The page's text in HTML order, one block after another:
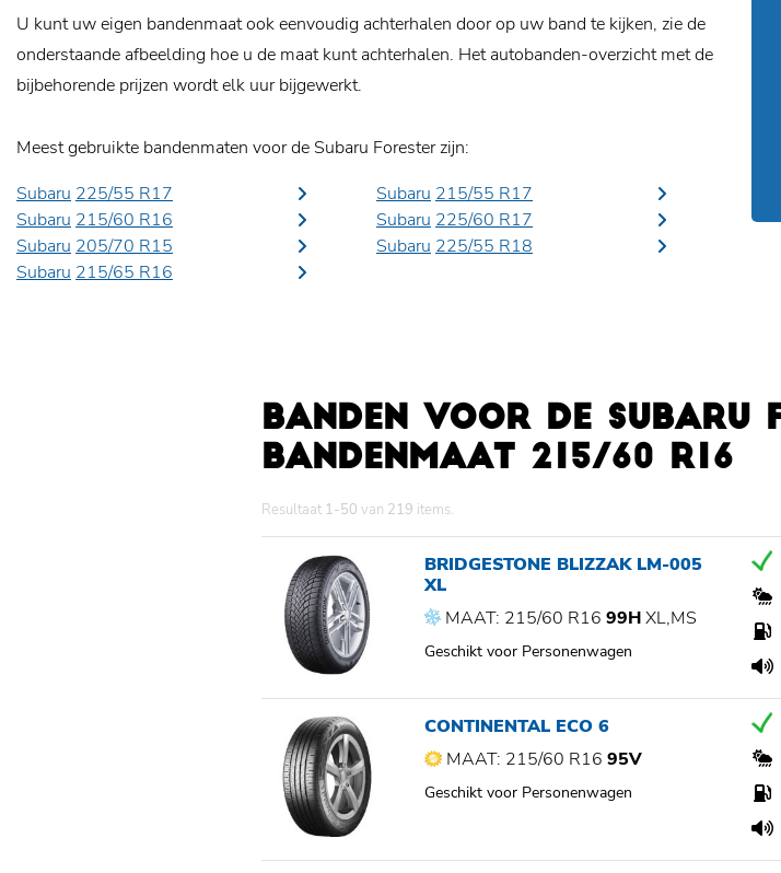
U kunt uw eigen bandenmaat ook eenvoudig achterhalen door op uw band te kijken, zie de
onderstaande afbeelding hoe u de maat kunt achterhalen. Het autobanden-overzicht met de
bijbehorende prijzen wordt elk uur bijgewerkt.
Meest gebruikte bandenmaten voor de Subaru Forester zijn:
Subaru 225/55 R17
Subaru 215/60 R16
Subaru 205/70 R15
Subaru 215/65 R16
Subaru 215/55 R17
Subaru 225/60 R17
Subaru 225/55 R18
BANDEN VOOR DE SUBARU
BANDENMAAT 215/60 R16
Resultaat 1-50 van 219 items.
BRIDGESTONE BLIZZAK LM-005
XL
MAAT: 215/60 R1699HXL,MS
Geschikt voor Personenwagen
CONTINENTAL ECO 6
MAAT: 215/60 R1695V
Geschikt voor Personenwagen